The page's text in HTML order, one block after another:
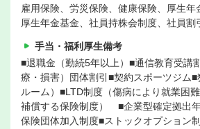
雇用保険、労災保険、健康保険、厚生年
厚生年金基金、社員持株会制度、社員割
手当・福利厚生備考
■退職金（勤続5年以上）■通信教育受講
療・損害）団体割引■契約スポーツジム
ルーム）■LTD制度（傷病により就業困
補償する保険制度） ■企業型確定拠出
保険団体加入制度■ストックオプション